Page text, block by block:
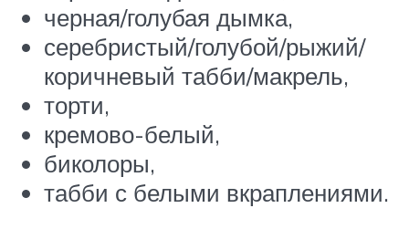
черная/голубая дымка,
серебристый/голубой/рыжий/
коричневый табби/макрель,
торти,
кремово-белый,
биколоры,
табби с белыми вкраплениями.